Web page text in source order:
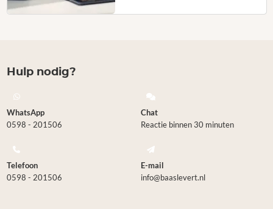
Hulp nodig?
WhatsApp
0598 - 201506
Chat
Reactie binnen 30 minuten
Telefoon
0598 - 201506
E-mail
info@baaslevert.nl